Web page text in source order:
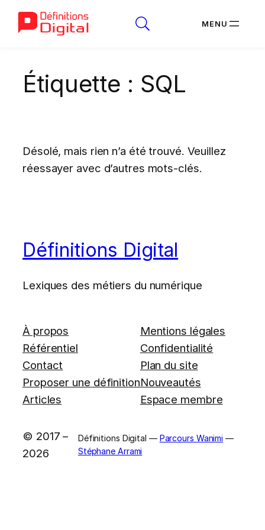
contenu
Étiquette : SQL
Désolé, mais rien n’a été trouvé. Veuillez
réessayer avec d’autres mots-clés.
Définitions Digital
Lexiques des métiers du numérique
À propos
Référentiel
Contact
Proposer une définition
Articles
Mentions légales
Confidentialité
Plan du site
Nouveautés
Espace membre
© 2017 –
2026
Définitions Digital — Parcours Wanimi —
Stéphane Arrami